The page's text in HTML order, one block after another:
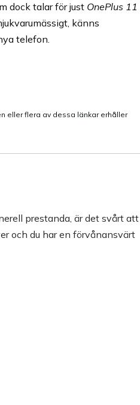
dock talar för just OnePlus 11
känns
telefon.
eller flera av dessa länkar erhåller
prestanda, är det svårt att
och du har en förvånansvärt